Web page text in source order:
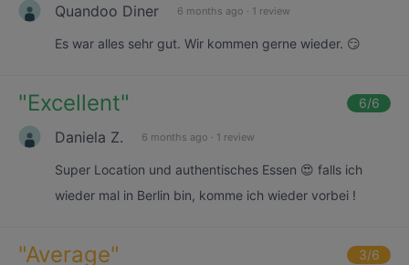
Quandoo Diner 6 months ago · 1 review
Es war alles sehr gut. Wir kommen gerne wieder. 😏
"Excellent" 6/6
Daniela Z. 6 months ago · 1 review
Super Location und authentisches Essen 😍 falls ich
wieder mal in Berlin bin, komme ich wieder vorbei !
"Average" 3/6